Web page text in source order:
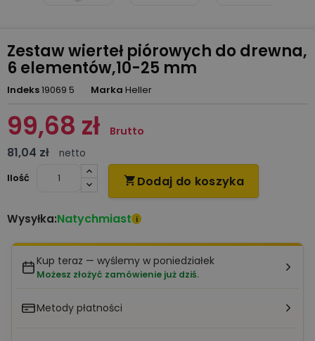
Zestaw wierteł piórowych do drewna,
6 elementów,10-25 mm
Indeks19069 5 Marka Heller
99,68 zł Brutto
81,04 zł
netto
Ilość
 Dodaj do koszyka
Wysyłka:Natychmiast i
Kup teraz — wyślemy w poniedziałek
Możesz złożyć zamówienie już dziś.
Metody płatności